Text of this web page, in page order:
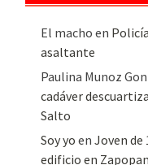
El macho en
asaltante
Paulina Munoz
cadáver
Salto
Soy yo en Joven de
edificio en